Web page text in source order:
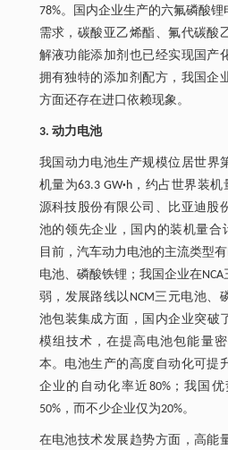
78%。国内企业生产的六氟磷酸
需求，碳酸亚乙烯酯、氟代碳酸
解液功能添加剂也已经实现国产
拥有独特的添加剂配方，我国企
方面还存在进口依赖现象。
3. 动力电池
我国动力电池生产规模位居世界
机量为63.3 GW·h，约占世界装机
源科技股份有限公司、比亚迪股
池的领先企业，国内的装机量合
目前，汽车动力电池的主流类型
电池、磷酸铁锂；我国企业在
弱，发展路线以NCM三元电池、
池包装集成方面，国内企业突破
模组技术，在提高电池包能量
本。电池生产的高度自动化可提
企业的自动化率近80%；我国
50%，而不少企业仅为20%。
在电池技术发展趋势方面，高能